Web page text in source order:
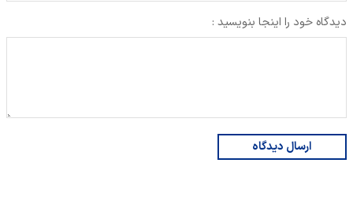
دیدگاه خود را اینجا بنویسید :
ارسال دیدگاه